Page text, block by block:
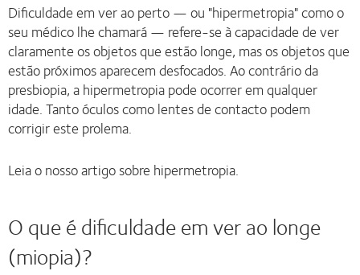
Dificuldade em ver ao perto — ou "hipermetropia" como o
seu médico lhe chamará — refere-se à capacidade de ver
claramente os objetos que estão longe, mas os objetos que
estão próximos aparecem desfocados. Ao contrário da
presbiopia, a hipermetropia pode ocorrer em qualquer
idade. Tanto óculos como lentes de contacto podem
corrigir este prolema.
Leia o nosso artigo sobre hipermetropia.
O que é dificuldade em ver ao longe
(miopia)?